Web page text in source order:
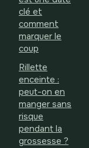
clé et
comment
marquer le
coup
Rillette
enceinte :
peut-on en
manger sans
risque
pendant la
grossesse ?